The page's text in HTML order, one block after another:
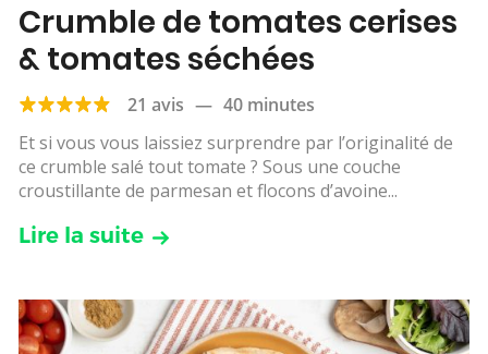
Crumble de tomates cerises
& tomates séchées
21 avis — 40 minutes
Et si vous vous laissiez surprendre par l’originalité de
ce crumble salé tout tomate ? Sous une couche
croustillante de parmesan et flocons d’avoine...
Lire la suite